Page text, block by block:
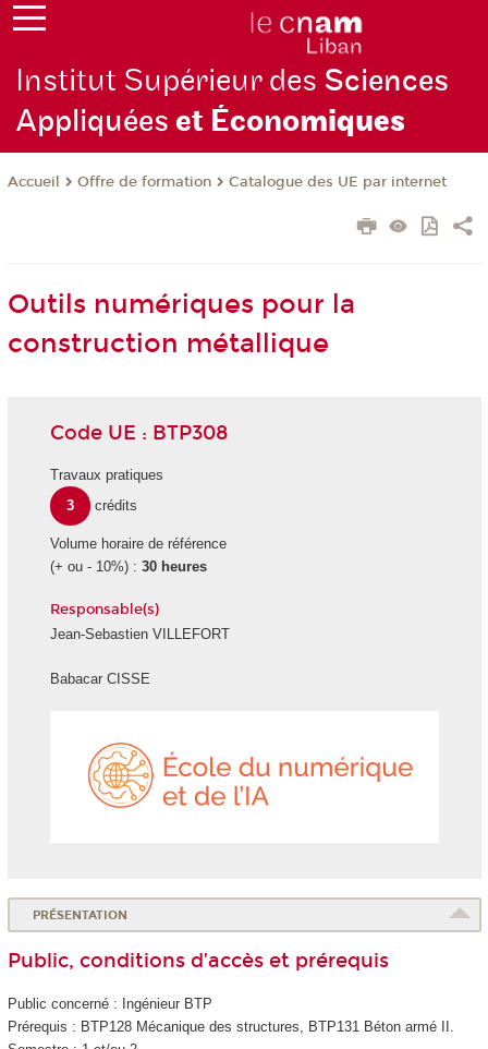
Institut Supérieur des Sciences
Appliquéeset Économiques
Accueil Offre de formation Catalogue des UE par internet
Outils numériques pour la
construction métallique
Code UE : BTP308
Travaux pratiques
3
crédits
Volume horaire de référence
(+ ou - 10%) : 30 heures
Responsable(s)
Jean-Sebastien VILLEFORT
Babacar CISSE
PRÉSENTATION
Public, conditions d’accès et prérequis
Public concerné : Ingénieur BTP
Prérequis : BTP128 Mécanique des structures, BTP131 Béton armé II.